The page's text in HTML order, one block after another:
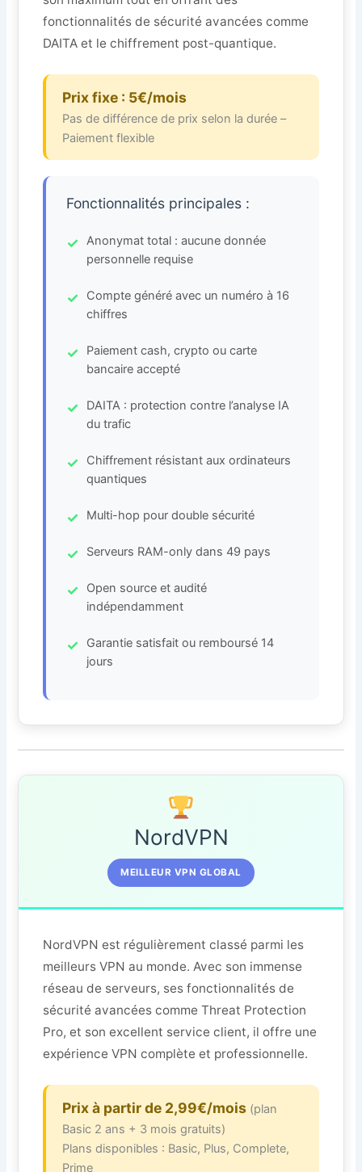
fonctionnalités de sécurité avancées comme
DAITA et le chiffrement post-quantique.
Prix fixe : 5€/mois
Pas de différence de prix selon la durée –
Paiement flexible
Fonctionnalités principales :
Anonymat total : aucune donnée
personnelle requise
Compte généré avec un numéro à 16
chiffres
Paiement cash, crypto ou carte
bancaire accepté
DAITA : protection contre l’analyse IA
du trafic
Chiffrement résistant aux ordinateurs
quantiques
Multi-hop pour double sécurité
Serveurs RAM-only dans 49 pays
Open source et audité
indépendamment
Garantie satisfait ou remboursé 14
jours
NordVPN
MEILLEUR VPN GLOBAL
NordVPN est régulièrement classé parmi les
meilleurs VPN au monde. Avec son immense
réseau de serveurs, ses fonctionnalités de
sécurité avancées comme Threat Protection
Pro, et son excellent service client, il offre une
expérience VPN complète et professionnelle.
Prix à partir de 2,99€/mois (plan
Basic 2 ans + 3 mois gratuits)
Plans disponibles : Basic, Plus, Complete,
Prime